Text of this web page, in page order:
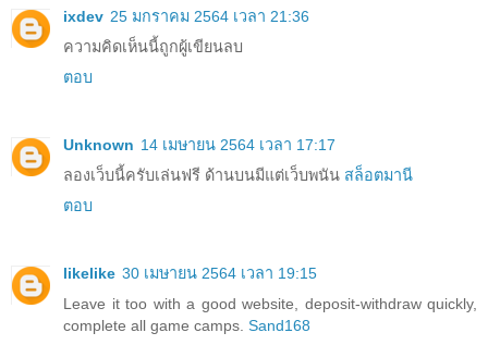
ixdev 25 มกราคม 2564 เวลา 21:36
ความคิดเห็นนี้ถูกผู้เขียนลบ
ตอบ
Unknown 14 เมษายน 2564 เวลา 17:17
ลองเว็บนี้ครับเล่นฟรี ด้านบนมีแต่เว็บพนัน สล็อตมานี
ตอบ
likelike 30 เมษายน 2564 เวลา 19:15
Leave it too with a good website, deposit-withdraw quickly,
complete all game camps. Sand168